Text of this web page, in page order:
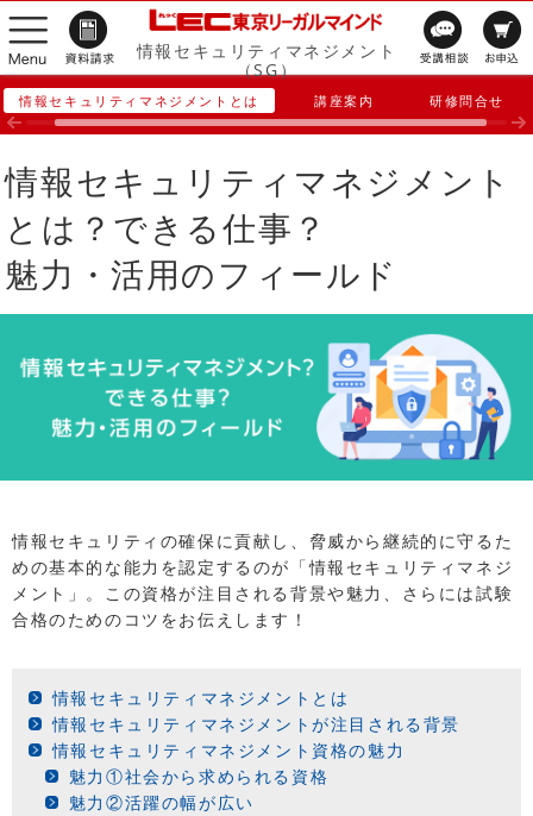
情報セキュリティマネジメント
（SG）
情報セキュリティマネジメントとは 講座案内 研修問合せ
情報セキュリティマネジメント
とは？できる仕事？
魅力・活用のフィールド
情報セキュリティの確保に貢献し、脅威から継続的に守るた
めの基本的な能力を認定するのが「情報セキュリティマネジ
メント」。この資格が注目される背景や魅力、さらには試験
合格のためのコツをお伝えします！
情報セキュリティマネジメントとは
情報セキュリティマネジメントが注目される背景
情報セキュリティマネジメント資格の魅力
魅力①社会から求められる資格
魅力②活躍の幅が広い